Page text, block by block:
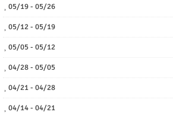
05/19 - 05/26
05/12 - 05/19
05/05 - 05/12
04/28 - 05/05
04/21 - 04/28
04/14 - 04/21